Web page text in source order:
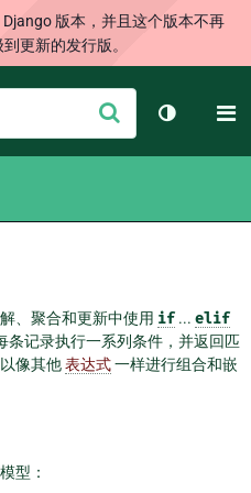
版本，并且这个版本不再
更新的发行版。
交
切换主题
、聚合和更新中使用 if ... elif
条记录执行一系列条件，并返回匹
像其他表达式一样进行组合和嵌
型：